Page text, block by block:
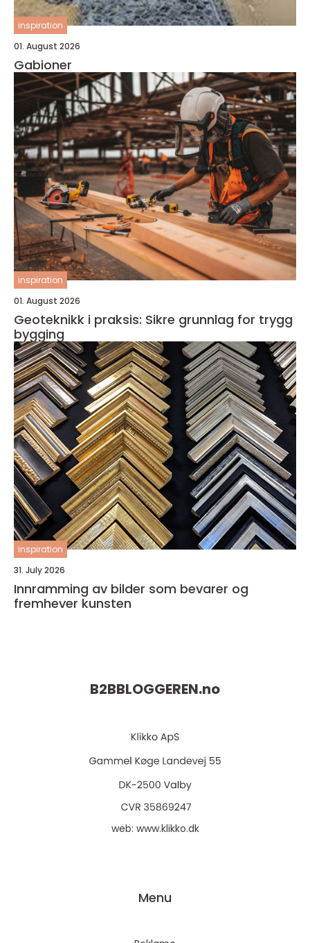
inspiration
01. August 2026
Gabioner
inspiration
01. August 2026
Geoteknikk i praksis: Sikre grunnlag for trygg
bygging
inspiration
31. July 2026
Innramming av bilder som bevarer og
fremhever kunsten
B2BBLOGGEREN.no
web: www.klikko.dk
Menu